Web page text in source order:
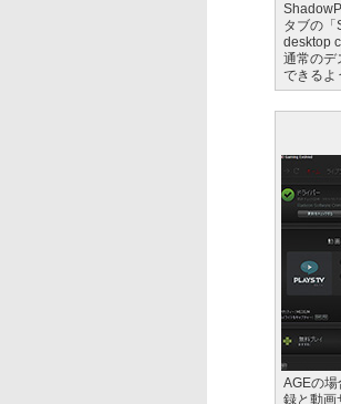
タブの
desktop
通常のデ
できるよ
AGEの
録と動画